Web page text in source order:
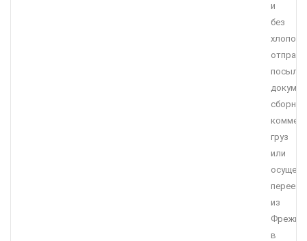
и
без
хлопот
сборный
груз
или
переезд
из
в